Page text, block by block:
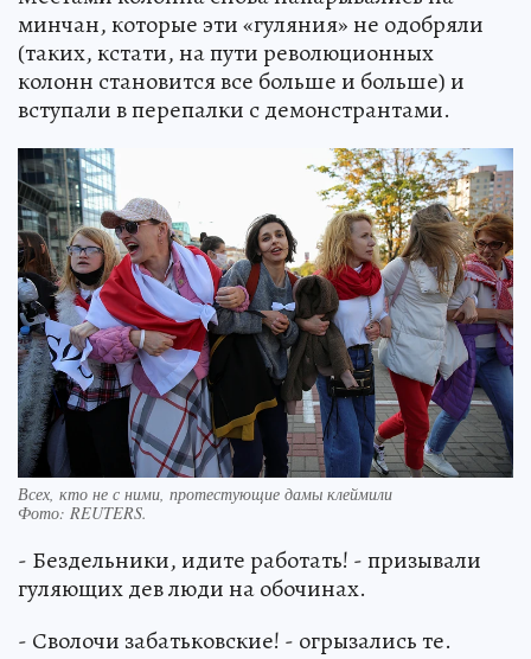
минчан, которые эти «гуляния» не одобряли
(таких, кстати, на пути революционных
колонн становится все больше и больше) и
вступали в перепалки с демонстрантами.
Всех, кто не с ними, протестующие дамы клеймили
Фото: REUTERS.
- Бездельники, идите работать! - призывали
гуляющих дев люди на обочинах.
- Сволочи забатьковские! - огрызались те.